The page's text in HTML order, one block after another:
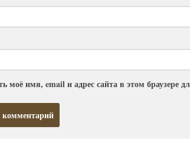
моё имя, email и адрес сайта в этом браузере